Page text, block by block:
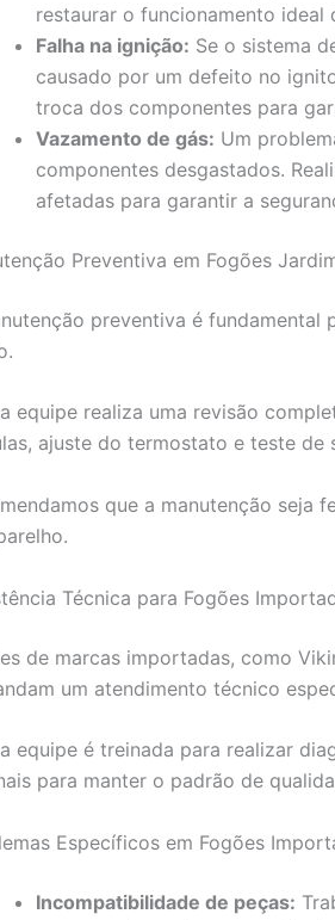
restaurar o funcionamento ideal
Falha na ignição: Se o sistema
causado por um defeito no
troca dos componentes para
Vazamento de gás: Um
componentes desgastados.
afetadas para garantir a
Preventiva em Fogões
preventiva é
equipe realiza uma revisão
ajuste do termostato e teste de
que a manutenção seja
Técnica para Fogões
de marcas importadas, como
um atendimento técnico
equipe é treinada para realizar
para manter o padrão de
Específicos em Fogões
Incompatibilidade de peças: